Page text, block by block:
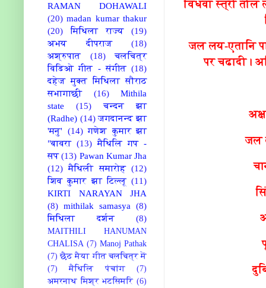
विधवा स्त्री
जल लय-एतानि
पर चढादी।
जल
RAMAN DOHAWALI
(20) madan kumar thakur
(20)
मिथिला राज्य
(19)
अभय दीपराज
(18)
अश्रुपात
(18)
चलचित्र
विडिओ गीत - संगीत (18)
दहेज मुक्त मिथिला सौराठ
सभागाछी
(16)
Mithila
state
(15)
चन्दन झा
(Radhe) (14) जगदानन्द झा
'मनु'
(14) गणेश कुमार झा
"बावरा (13) मैथिलि गप -
सप (13) Pawan Kumar Jha
(12) मैथिली समारोह (12)
शिव कुमार झा टिल्लू (11)
KIRTI NARAYAN JHA
(8) mithilak samasya
(8)
मिथिला दर्शन
(8)
MAITHILI HANUMAN
CHALISA (7) Manoj Pathak
(7) छैठ मैया गीत चलचित्र में
(7)
मैथिलि पंचांग
(7)
अमरनाथ मिश्र भटसिमरि (6)